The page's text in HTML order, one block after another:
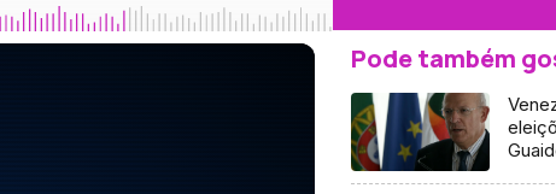
Pode também